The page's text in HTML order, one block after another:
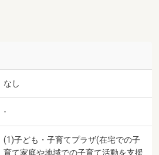
なし
-
(1)子ども・子育てプラザ(在宅での子
育て家庭や地域での子育て活動を支援